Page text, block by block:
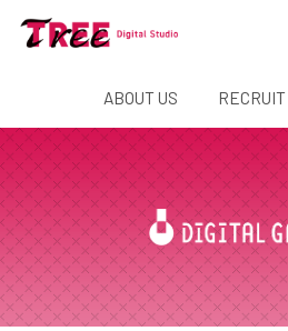
ABOUT US RECRUIT